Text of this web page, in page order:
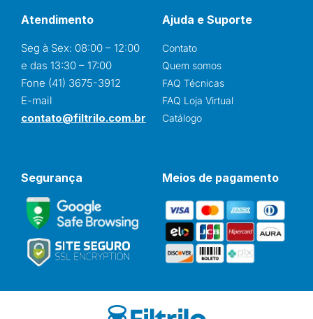
Atendimento
Seg à Sex: 08:00 – 12:00
e das 13:30 – 17:00
Fone (41) 3675-3912
E-mail
contato@filtrilo.com.br
Ajuda e Suporte
Contato
Quem somos
FAQ Técnicas
FAQ Loja Virtual
Catálogo
Segurança Meios de pagamento